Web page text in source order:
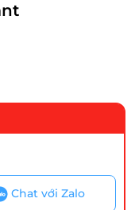
Chat với Zalo